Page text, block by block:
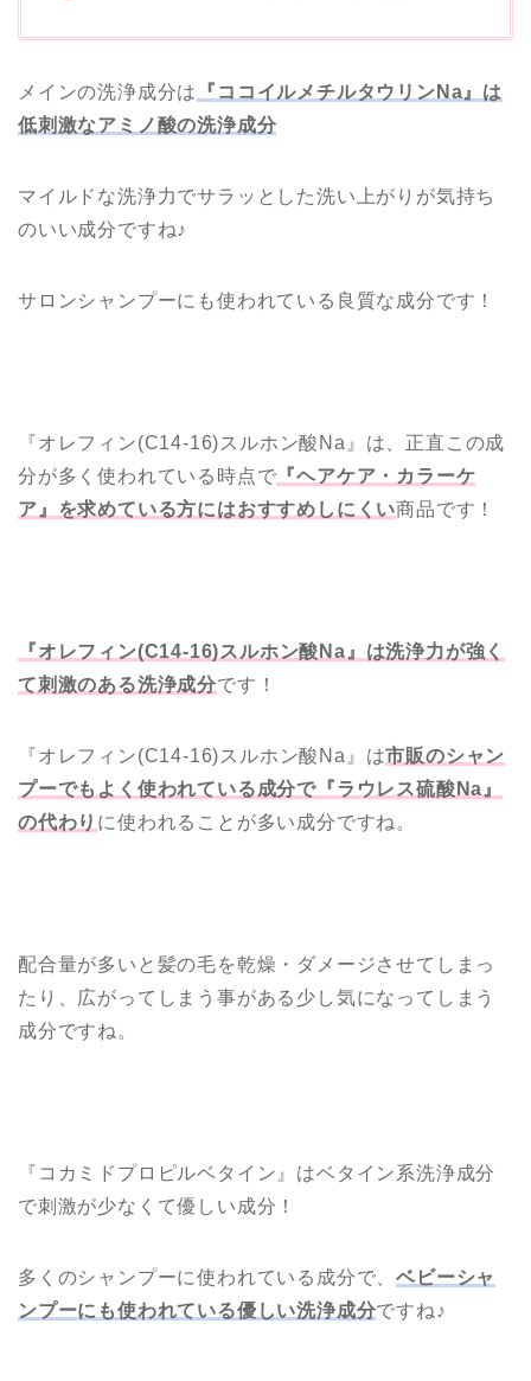
メインの洗浄成分は
『ココイルメチルタウリンNa』は
低刺激なアミノ酸の洗浄成分
マイルドな洗浄力でサラッとした洗い上がりが気持ち
のいい成分ですね♪
サロンシャンプーにも使われている良質な成分です！
『オレフィン(C14-16)スルホン酸Na』は、正直この成
分が多く使われている時点で 『ヘアケア・カラーケ
ア』を求めている方にはおすすめしにくい商品です！
『オレフィン(C14-16)スルホン酸Na』は洗浄力が強く
て刺激のある洗浄成分です！
『オレフィン(C14-16)スルホン酸Na』は市販のシャン
プーでもよく使われている成分で『ラウレス硫酸Na』
の代わり に使われることが多い成分ですね。
配合量が多いと髪の毛を乾燥・ダメージさせてしまっ
たり、広がってしまう事がある少し気になってしまう
成分ですね。
『コカミドプロピルベタイン』はベタイン系洗浄成分
で刺激が少なくて優しい成分！
多くのシャンプーに使われている成分で、ベビーシャ
ンプーにも使われている優しい洗浄成分ですね♪